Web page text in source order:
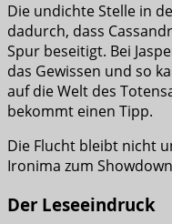
Die undichte Stelle in
dadurch, dass
Spur beseitigt. Bei
das Gewissen und so
auf die Welt des
bekommt einen Tipp.
Die Flucht bleibt nicht
Ironima zum
Der Leseeindruck